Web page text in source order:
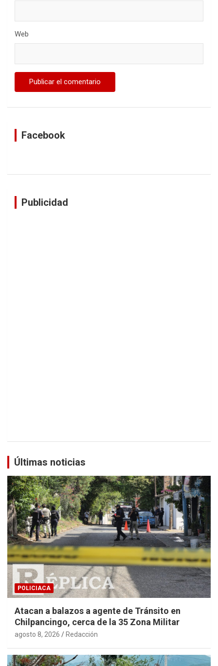
Web
Facebook
Publicidad
Últimas noticias
POLICIACA
Atacan a balazos a agente de Tránsito en
Chilpancingo, cerca de la 35 Zona Militar
agosto 8, 2026 Redacción